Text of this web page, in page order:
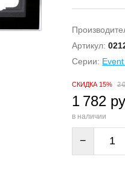
Артикул:
Серии:
СКИДКА 15% 2
1 782
в наличии
−